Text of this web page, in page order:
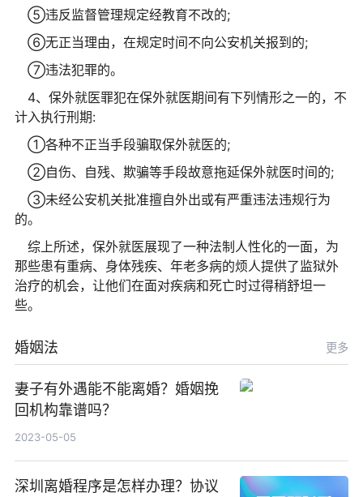
⑤违反监督管理规定经教育不改的;
⑥无正当理由，在规定时间不向公安机关报到的;
⑦违法犯罪的。
4、保外就医罪犯在保外就医期间有下列情形之一的，不
计入执行刑期:
①各种不正当手段骗取保外就医的;
②自伤、自残、欺骗等手段故意拖延保外就医时间的;
③未经公安机关批准擅自外出或有严重违法违规行为
的。
综上所述，保外就医展现了一种法制人性化的一面，为
那些患有重病、身体残疾、年老多病的烦人提供了监狱外
治疗的机会，让他们在面对疾病和死亡时过得稍舒坦一
些。
婚姻法 更多
妻子有外遇能不能离婚？婚姻挽
回机构靠谱吗？
2023-05-05
深圳离婚程序是怎样办理？协议